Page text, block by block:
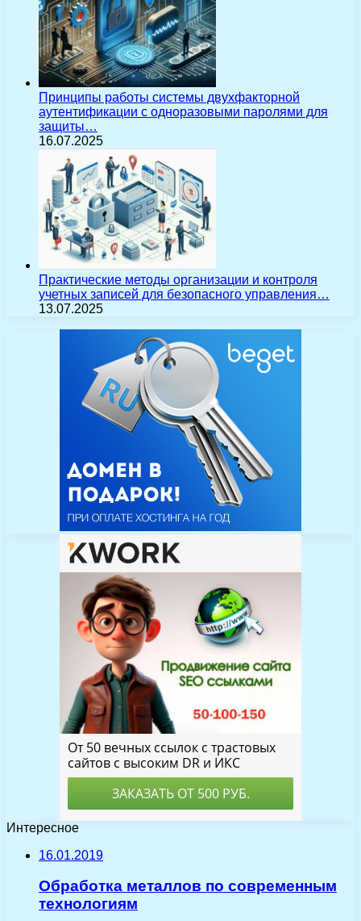
Принципы работы системы двухфакторной
аутентификации с одноразовыми паролями для
защиты…
16.07.2025
Практические методы организации и контроля
учетных записей для безопасного управления…
13.07.2025
Интересное
16.01.2019
Обработка металлов по современным
технологиям